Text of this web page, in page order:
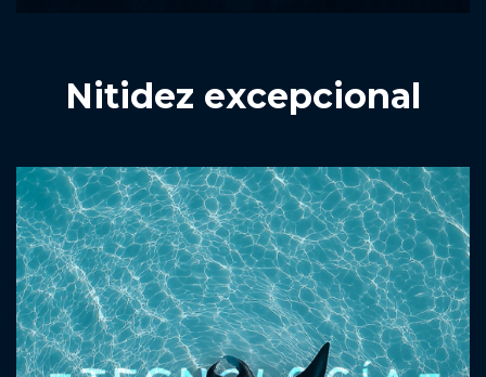
Nitidez excepcional